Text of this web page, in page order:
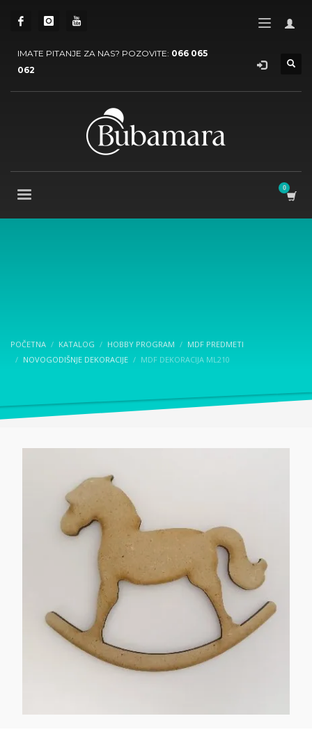
IMATE PITANJE ZA NAS? POZOVITE: 066 065
062
POČETNA KATALOG HOBBY PROGRAM
MDF PREDMETI
NOVOGODIŠNJE DEKORACIJE
MDF DEKORACIJA ML210